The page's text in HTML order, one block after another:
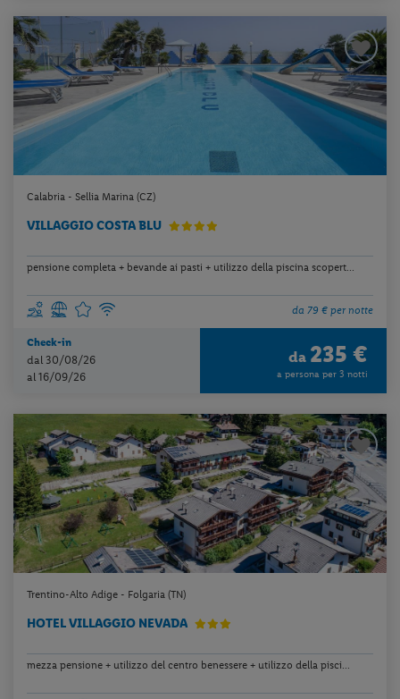
Calabria - Sellia Marina (CZ)
VILLAGGIO COSTA BLU
pensione completa + bevande ai pasti + utilizzo della piscina scopert...
da 79 € per notte
Check-in
dal 30/08/26
al 16/09/26
da 235 €
a persona per 3 notti
Trentino-Alto Adige - Folgaria (TN)
HOTEL VILLAGGIO NEVADA
mezza pensione + utilizzo del centro benessere + utilizzo della pisci...